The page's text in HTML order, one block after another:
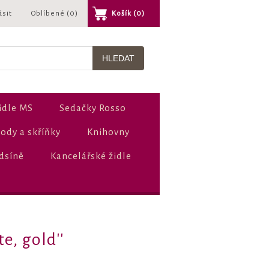
Oblíbené (0) Košík (0)
MS Sedačky Rosso
a skříňky Knihovny
Kancelářské židle
gold